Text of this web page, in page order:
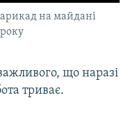
на майдані
що наразі
триває.